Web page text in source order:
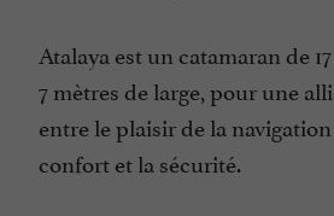
Atalaya est un catamaran de
7 mètres de large, pour une
entre le plaisir de la
confort et la sécurité.